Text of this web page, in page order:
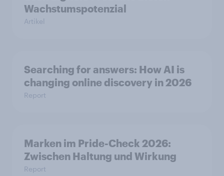
Wachstumspotenzial
Artikel
Searching for answers: How AI is
changing online discovery in 2026
Report
Marken im Pride-Check 2026:
Zwischen Haltung und Wirkung
Report